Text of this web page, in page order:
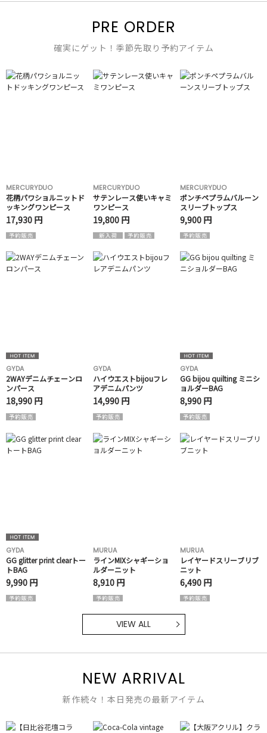
PRE ORDER
確実にゲット！季節先取り予約アイテム
MERCURYDUO
花柄パワショルニットド
ッキングワンピース
17,930 円
MERCURYDUO
サテンレース使いキャミ
ワンピース
19,800 円
MERCURYDUO
ポンチペプラムバルーン
スリーブトップス
9,900 円
GYDA
2WAYデニムチェーンロ
ンパース
18,990 円
GYDA
ハイウエストbijouフレ
アデニムパンツ
14,990 円
GYDA
GG bijou quilting ミニシ
ョルダーBAG
8,990 円
GYDA
GG glitter print clearトー
トBAG
9,990 円
MURUA
ラインMIXシャギーショ
ルダーニット
8,910 円
MURUA
レイヤードスリーブリブ
ニット
6,490 円
VIEW ALL
NEW ARRIVAL
新作続々！本日発売の最新アイテム